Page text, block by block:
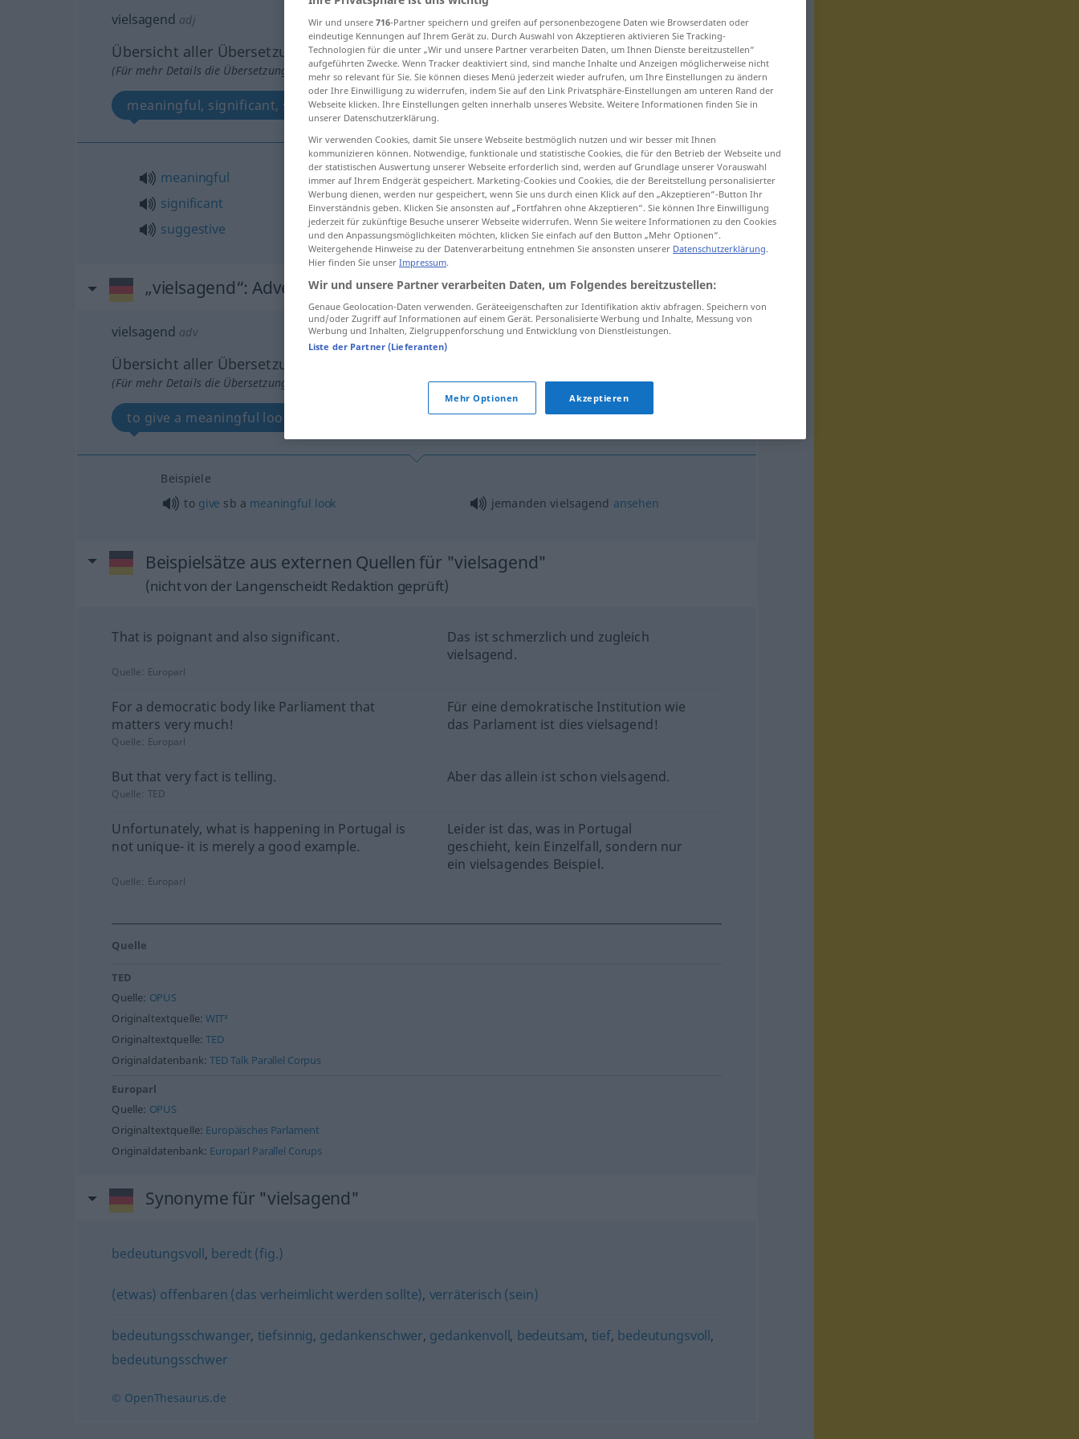
vielsagend adj
Übersicht aller Übersetzungen
(Für mehr Details die Übersetzung anklicken/antippen)
meaningful, significant, suggestive
meaningful
significant
suggestive
vielsagendBlick, Bemerkung etc
„vielsagend“: Adverb
vielsagend adv
Übersicht aller Übersetzungen
(Für mehr Details die Übersetzung anklicken/antippen)
to give a meaningful look
Beispiele
to give sb a meaningful look jemanden vielsagend ansehen
Beispielsätze aus externen Quellen für "vielsagend"
(nicht von der Langenscheidt Redaktion geprüft)
That is poignant and also significant.
Das ist schmerzlich und zugleich
vielsagend.
Quelle: Europarl
For a democratic body like Parliament that
matters very much!
Für eine demokratische Institution wie
das Parlament ist dies vielsagend!
Quelle: Europarl
But that very fact is telling. Aber das allein ist schon vielsagend.
Quelle: TED
Unfortunately, what is happening in Portugal is
not unique- it is merely a good example.
Leider ist das, was in Portugal
geschieht, kein Einzelfall, sondern nur
ein vielsagendes Beispiel.
Quelle: Europarl
Quelle
TED
Quelle: OPUS
Originaltextquelle:WIT³
Originaltextquelle:TED
Originaldatenbank:TED Talk Parallel Corpus
Europarl
Quelle: OPUS
Originaltextquelle: Europäisches Parlament
Originaldatenbank: Europarl Parallel Corups
Synonyme für "vielsagend"
bedeutungsvoll, beredt (fig.)
(etwas) offenbaren (das verheimlicht werden sollte), verräterisch (sein)
bedeutungsschwanger, tiefsinnig, gedankenschwer, gedankenvoll, bedeutsam, tief, bedeutungsvoll,
bedeutungsschwer
© OpenThesaurus.de
Wir und unsere 716-Partner speichern und greifen auf personenbezogene Daten wie Browserdaten oder
eindeutige Kennungen auf Ihrem Gerät zu. Durch Auswahl von Akzeptieren aktivieren Sie Tracking-
Technologien für die unter „Wir und unsere Partner verarbeiten Daten, um Ihnen Dienste bereitzustellen“
aufgeführten Zwecke. Wenn Tracker deaktiviert sind, sind manche Inhalte und Anzeigen möglicherweise nicht
mehr so relevant für Sie. Sie können dieses Menü jederzeit wieder aufrufen, um Ihre Einstellungen zu ändern
oder Ihre Einwilligung zu widerrufen, indem Sie auf den Link Privatsphäre-Einstellungen am unteren Rand der
Webseite klicken. Ihre Einstellungen gelten innerhalb unseres Website. Weitere Informationen finden Sie in
unserer Datenschutzerklärung.
Wir verwenden Cookies, damit Sie unsere Webseite bestmöglich nutzen und wir besser mit Ihnen
kommunizieren können. Notwendige, funktionale und statistische Cookies, die für den Betrieb der Webseite und
der statistischen Auswertung unserer Webseite erforderlich sind, werden auf Grundlage unserer Vorauswahl
immer auf Ihrem Endgerät gespeichert. Marketing-Cookies und Cookies, die der Bereitstellung personalisierter
Werbung dienen, werden nur gespeichert, wenn Sie uns durch einen Klick auf den „Akzeptieren“-Button Ihr
Einverständnis geben. Klicken Sie ansonsten auf „Fortfahren ohne Akzeptieren“. Sie können Ihre Einwilligung
jederzeit für zukünftige Besuche unserer Webseite widerrufen. Wenn Sie weitere Informationen zu den Cookies
und den Anpassungsmöglichkeiten möchten, klicken Sie einfach auf den Button „Mehr Optionen“.
Weitergehende Hinweise zu der Datenverarbeitung entnehmen Sie ansonsten unserer Datenschutzerklärung.
Hier finden Sie unser Impressum.
Wir und unsere Partner verarbeiten Daten, um Folgendes bereitzustellen:
Genaue Geolocation-Daten verwenden. Geräteeigenschaften zur Identifikation aktiv abfragen. Speichern von
und/oder Zugriff auf Informationen auf einem Gerät. Personalisierte Werbung und Inhalte, Messung von
Werbung und Inhalten, Zielgruppenforschung und Entwicklung von Dienstleistungen.
Liste der Partner (Lieferanten)
Mehr Optionen Akzeptieren